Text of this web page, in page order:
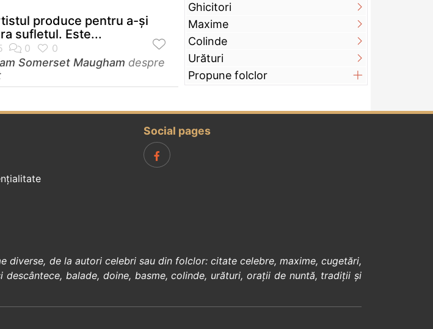
produce pentru a-şi
sufletul. Este...
Somerset Maugham despre
Ghicitori
Maxime
Colinde
Urături
Propune folclor
Social pages
diverse, de la autori celebrisau din folclor: citate celebre, maxime,cugetări,
descântece, balade, doine, basme,colinde, urături, orații de nuntă, tradiții și